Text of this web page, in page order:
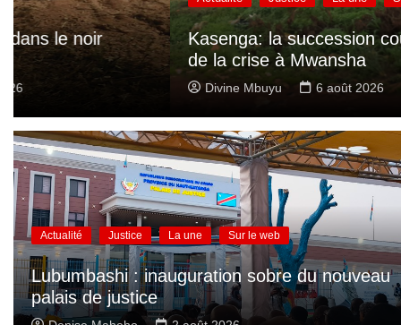
Kasenga: la succession coutumière au cœur
de la crise à Mwansha
6 août 2026
Actualité Justice La une Sur le web
Lubumbashi : inauguration sobre du nouveau
palais de justice